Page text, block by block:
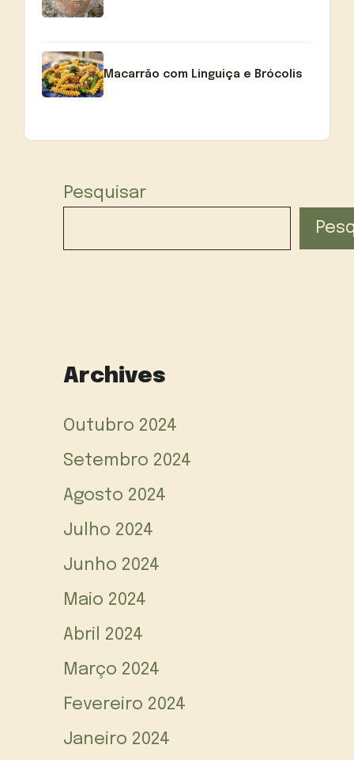
Macarrão com Linguiça e Brócolis
Pesquisar
Archives
Outubro 2024
Setembro 2024
Agosto 2024
Julho 2024
Junho 2024
Maio 2024
Abril 2024
Março 2024
Fevereiro 2024
Janeiro 2024